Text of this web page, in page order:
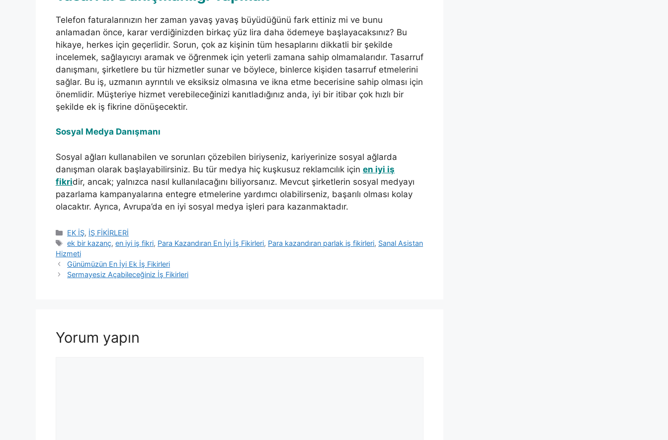
Telefon faturalarınızın her zaman yavaş yavaş büyüdüğünü fark ettiniz mi ve bunu
anlamadan önce, karar verdiğinizden birkaç yüz lira daha ödemeye başlayacaksınız? Bu
hikaye, herkes için geçerlidir. Sorun, çok az kişinin tüm hesaplarını dikkatli bir şekilde
incelemek, sağlayıcıyı aramak ve öğrenmek için yeterli zamana sahip olmamalarıdır. Tasarruf
danışmanı, şirketlere bu tür hizmetler sunar ve böylece, binlerce kişiden tasarruf etmelerini
sağlar. Bu iş, uzmanın ayrıntılı ve eksiksiz olmasına ve ikna etme becerisine sahip olması için
önemlidir. Müşteriye hizmet verebileceğinizi kanıtladığınız anda, iyi bir itibar çok hızlı bir
şekilde ek iş fikrine dönüşecektir.
Sosyal Medya Danışmanı
Sosyal ağları kullanabilen ve sorunları çözebilen biriyseniz, kariyerinize sosyal ağlarda
danışman olarak başlayabilirsiniz. Bu tür medya hiç kuşkusuz reklamcılık için en iyi iş
fikridir, ancak; yalnızca nasıl kullanılacağını biliyorsanız. Mevcut şirketlerin sosyal medyayı
pazarlama kampanyalarına entegre etmelerine yardımcı olabilirseniz, başarılı olması kolay
olacaktır. Ayrıca, Avrupa’da en iyi sosyal medya işleri para kazanmaktadır.
Kategoriler
EK İŞ, İŞ FİKİRLERİ
Etiketler
ek bir kazanç,en iyi iş fikri, Para Kazandıran En İyi İş Fikirleri, Para kazandıran parlak iş fikirleri, Sanal Asistan
Hizmeti
Günümüzün En İyi Ek İş Fikirleri
Sermayesiz Açabileceğiniz İş Fikirleri
Yorum yapın